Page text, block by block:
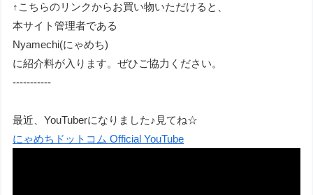
↑こちらのリンクからお買い物いただけると、
本サイト管理者である
Nyamechi(にゃめち)
に紹介料が入ります。ぜひご協力ください。
-----------
最近、YouTuberになりました♪見てね☆
にゃめちドットコム Official YouTube